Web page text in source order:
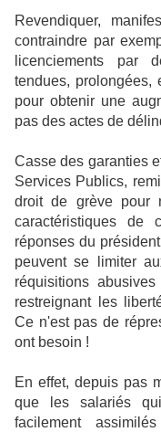
Revendiquer,
contraindre par
licenciements par
tendues, prolongées,
pour obtenir une
pas des actes de
Casse des garanties
Services Publics,
droit de grève pour
caractéristiques de
réponses du
peuvent se limiter
réquisitions
restreignant les
Ce n'est pas de
ont besoin !
En effet, depuis pas
que les salariés
facilement